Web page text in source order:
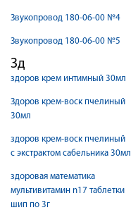
Звукопровод 180-06-00 №4
Звукопровод 180-06-00 №5
Зд
здоров крем интимный 30мл
Здоров крем-воск пчелиный
30мл
здоров крем-воск пчелиный
с экстрактом сабельника 30мл
здоровая математика
мультивитамин n17 таблетки
шип по 3г